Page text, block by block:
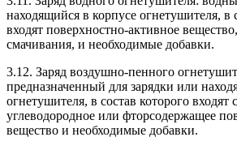
находящийся в корпусе огнетушителя, в
входят поверхностно-активное
смачивания, и необходимые добавки.
3.12. Заряд воздушно-пенного
предназначенный для зарядки или
огнетушителя, в состав которого входят
углеводородное или фторсодержащее
вещество и необходимые добавки.